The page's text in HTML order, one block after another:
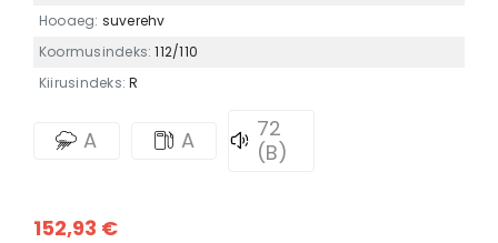
Hooaeg: suverehv
Koormusindeks: 112/110
Kiirusindeks: R
A A
72
(B)
152,93 €